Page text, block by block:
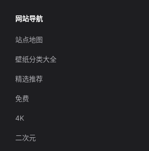
网站导航
站点地图
壁纸分类大全
精选推荐
免费
4K
二次元